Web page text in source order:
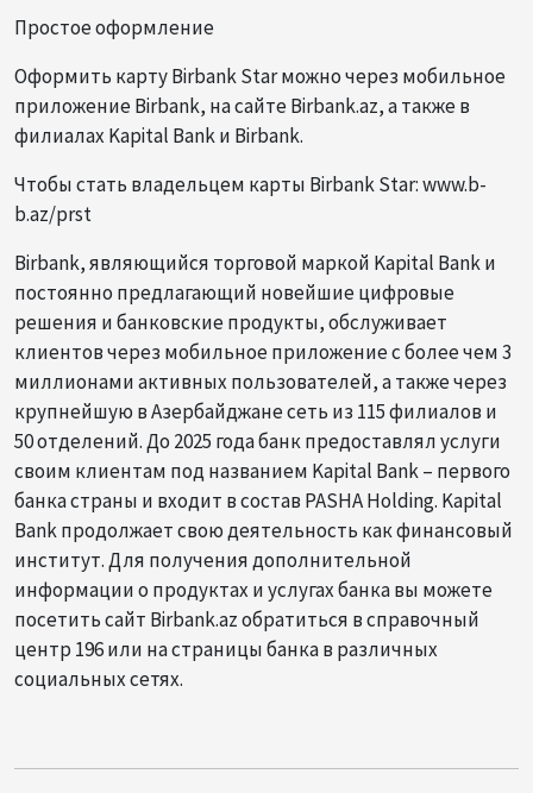
Простое оформление
Оформить карту Birbank Star можно через мобильное
приложение Birbank, на сайте Birbank.az, а также в
филиалах Kapital Bank и Birbank.
Чтобы стать владельцем карты Birbank Star: www.b-
b.az/prst
Birbank, являющийся торговой маркой Kapital Bank и
постоянно предлагающий новейшие цифровые
решения и банковские продукты, обслуживает
клиентов через мобильное приложение с более чем 3
миллионами активных пользователей, а также через
крупнейшую в Азербайджане сеть из 115 филиалов и
50 отделений. До 2025 года банк предоставлял услуги
своим клиентам под названием Kapital Bank – первого
банка страны и входит в состав PASHA Holding. Kapital
Bank продолжает свою деятельность как финансовый
институт. Для получения дополнительной
информации о продуктах и услугах банка вы можете
посетить сайт Birbank.az обратиться в справочный
центр 196 или на страницы банка в различных
социальных сетях.